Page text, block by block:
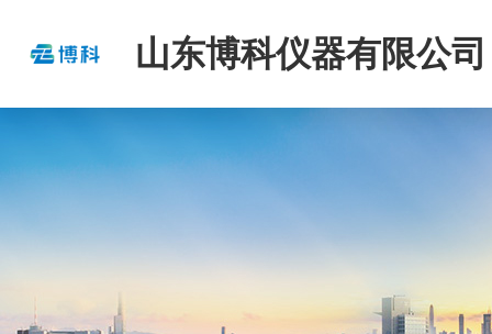
山东博科仪器有限公司